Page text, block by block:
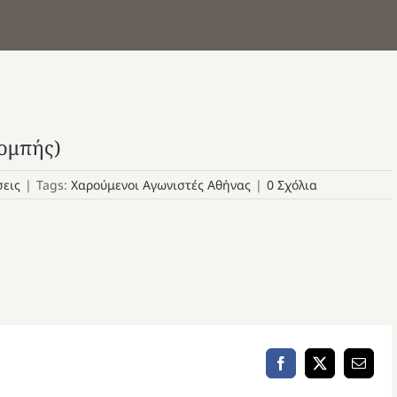
| Tags: Χαρούμενοι Αγωνιστές Αθήνας | 0 Σχόλια
Facebook
X Email